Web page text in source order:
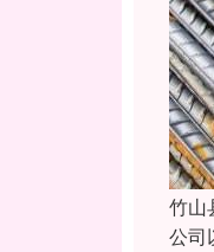
竹山
公司